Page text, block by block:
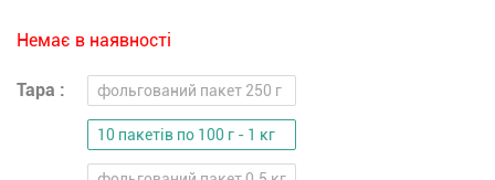
Немає в наявності
Тара : фольгований пакет 250 г
10 пакетів по 100 г - 1 кг